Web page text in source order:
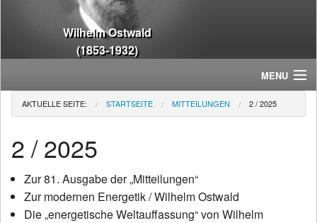
Wilhelm Ostwald
(1853-1932)
MENU
Home
Wilhelm Ostwald
AKTUELLE SEITE: STARTSEITE MITTEILUNGEN 2 / 2025
2 / 2025
Zur 81. Ausgabe der „Mitteilungen“
Zur modernen Energetik / Wilhelm Ostwald
Die „energetische Weltauffassung“ von Wilhelm